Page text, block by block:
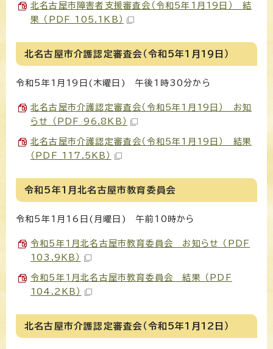
北名古屋市障害者支援審査会（令和5年1月19日） 結
果 （PDF 105.1KB）
北名古屋市介護認定審査会（令和5年1月19日）
令和5年1月19日(木曜日) 午後1時30分から
北名古屋市介護認定審査会（令和5年1月19日） お知
らせ （PDF 96.8KB）
北名古屋市介護認定審査会（令和5年1月19日） 結果
（PDF 117.5KB）
令和5年1月北名古屋市教育委員会
令和5年1月16日(月曜日) 午前10時から
令和5年1月北名古屋市教育委員会 お知らせ （PDF
103.9KB）
令和5年1月北名古屋市教育委員会 結果 （PDF
104.2KB）
北名古屋市介護認定審査会（令和5年1月12日）